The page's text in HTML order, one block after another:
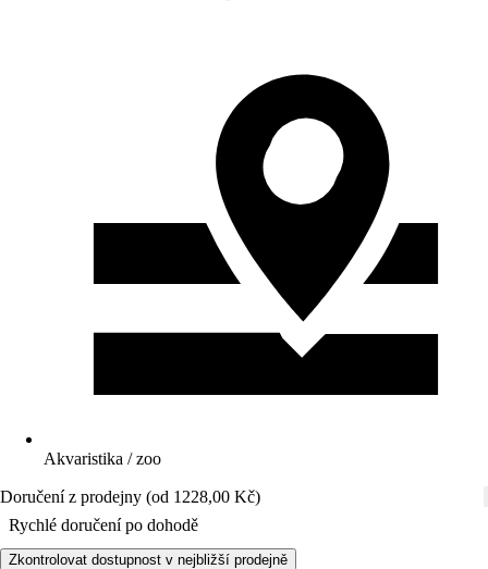
Akvaristika / zoo
Doručení z prodejny (od 1228,00 Kč)
Rychlé doručení po dohodě
Zkontrolovat dostupnost v nejbližší prodejně